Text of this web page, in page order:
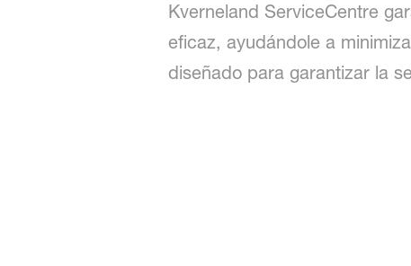
Kverneland ServiceCentre
eficaz, ayudándole a
diseñado para garantizar la